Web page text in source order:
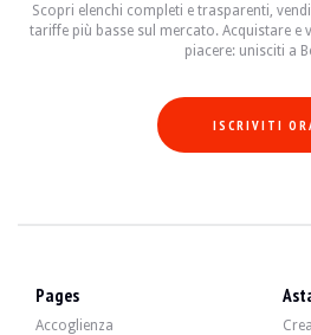
Il 6 cilindri da 3,2 litri sviluppava 343 CV
All'auto sono stati addebitati i seguenti costi:
Nel 2016 e 143700 km (fattura visibile nella
- riparazione della centralina idraulica SMG
- alternatore
- dischi e pastiglie posteriori
Scopri elenchi completi e trasparenti,
tariffe più basse sul mercato. Acquistare e
piacere: unisciti a
ISCRIVITI
Pages
Accoglienza